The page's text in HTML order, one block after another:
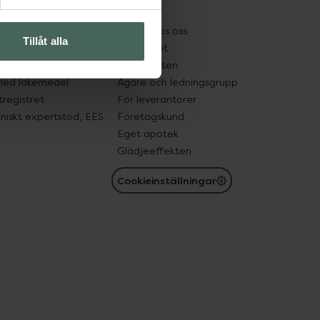
Tillåt alla
in gammal medicin
läkemedel
expertstöd, EES
Pressrum
Jobba hos oss
Hållbarhet
Samarbeten
Ägare och ledningsgrupp
För leverantörer
Företagskund
Eget apotek
Glädjeeffekten
Cookieinställningar